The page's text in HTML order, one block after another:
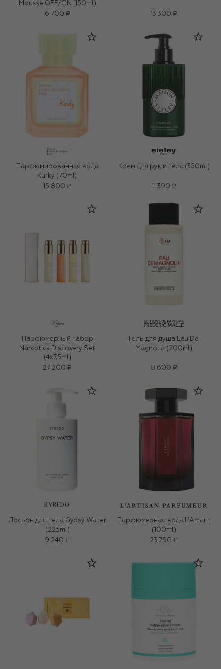
Mousse OFF/ON (150ml)
6 700 ₽
13 300 ₽
Парфюмированная вода
Kurky (70ml)
15 800 ₽
Крем для рук и тела (350ml)
11 390 ₽
Парфюмерный набор
Narcotics Discovery Set
(4x7,5ml)
27 200 ₽
Гель для душа Eau De
Magnolia (200ml)
8 600 ₽
BYREDO
Лосьон для тела Gypsy Water
(225ml)
9 240 ₽
Парфюмерная вода L’Amant
(100ml)
23 790 ₽